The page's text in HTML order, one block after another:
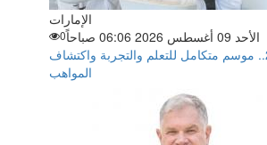
الإمارات
الأحد 09 أغسطس 2026 06:06 صباحاً
0
صيف دبي 2026.. موسم متكامل للتعلم والتجربة واكتشاف
المواهب